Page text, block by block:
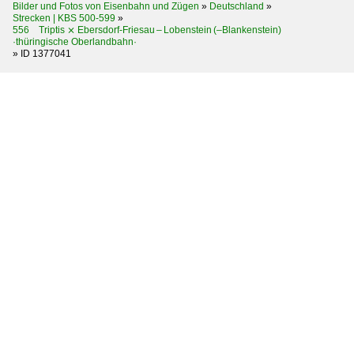
Bilder und Fotos von Eisenbahn und Zügen » Deutschland »
Strecken | KBS 500-599 »
556 Triptis ⨯ Ebersdorf-Friesau – Lobenstein (–Blankenstein)
·thüringische Oberlandbahn·
» ID 1377041